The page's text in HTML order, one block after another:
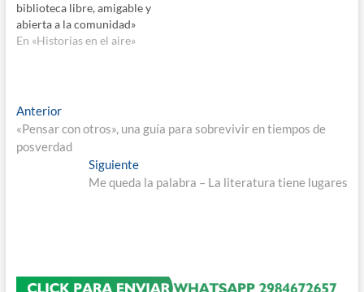
biblioteca libre, amigable y
abierta a la comunidad»
En «Historias en el aire»
Navegación
de
entradas
AnteriorEntrada
anterior:
«Pensar con otros», una guía para sobrevivir en tiempos de
posverdad
SiguienteEntrada
siguiente:
Me queda la palabra – La literatura tiene lugares